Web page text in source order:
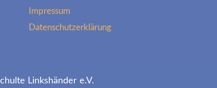
Impressum
Datenschutzerklärung
Linkshänder e.V.